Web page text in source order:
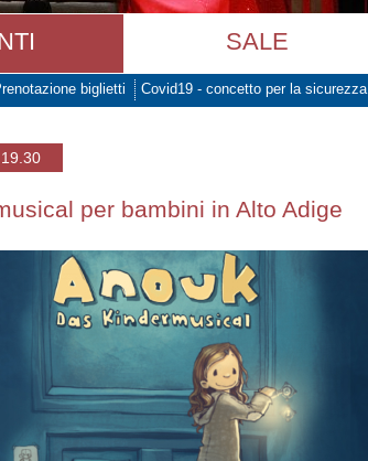
SALE
biglietti Covid19 - concetto per la sicurezza
per bambini in Alto Adige